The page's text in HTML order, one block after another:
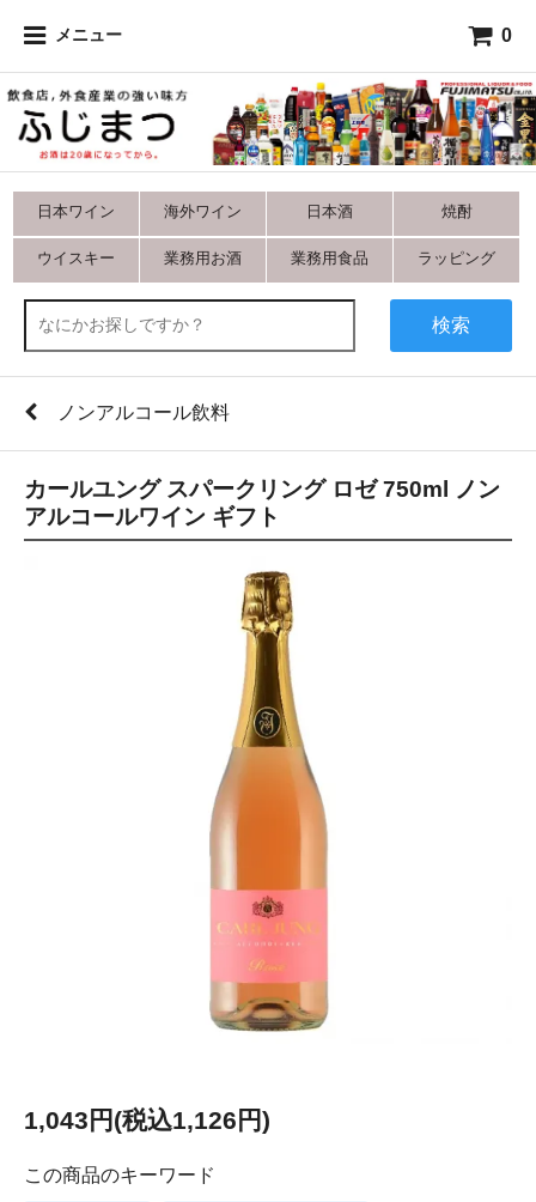
メニュー 0
日本ワイン 海外ワイン 日本酒 焼酎
ウイスキー 業務用お酒 業務用食品 ラッピング
検索
ノンアルコール飲料
カールユング スパークリング ロゼ 750ml ノン
アルコールワイン ギフト
1,043円(税込1,126円)
この商品のキーワード